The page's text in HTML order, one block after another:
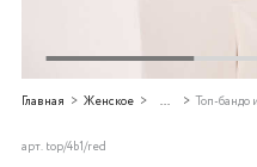
Главная Женское ... Топ-бандо
арт. top/4b1/red
выбранный
Оставшиеся75%
списываться с
по